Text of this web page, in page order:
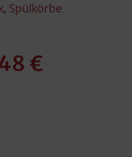
, Spülkörbe
€